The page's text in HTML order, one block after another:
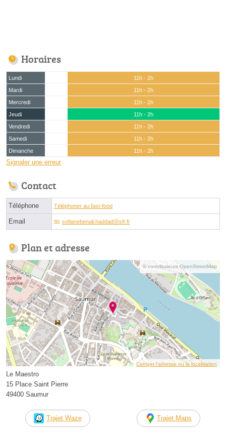
Horaires
Lundi
11h - 2h
Mardi
11h - 2h
Mercredi
11h - 2h
Jeudi
11h - 2h
Vendredi
11h - 2h
Samedi
11h - 2h
Dimanche
11h - 2h
Signaler une erreur
Contact
Téléphone Téléphoner au fast-food
Email sofianebenali.haddadⓐsfr.fr
Plan et adresse
© contributeurs OpenStreetMap
Corriger l’adresse ou la localisation
Le Maestro
15 Place Saint Pierre
49400 Saumur
Trajet Waze Trajet Maps